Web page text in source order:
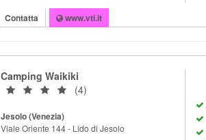
Contatta www.vti.it
Camping Waikiki
(4)
Jesolo (Venezia)
Viale Oriente 144 - Lido di Jesolo